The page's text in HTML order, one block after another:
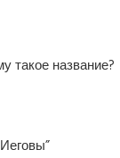
такое название?